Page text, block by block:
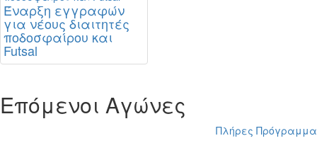
Έναρξη εγγραφών
για νέους διαιτητές
ποδοσφαίρου και
Futsal
Επόμενοι Αγώνες
Πλήρες Πρόγραμμα